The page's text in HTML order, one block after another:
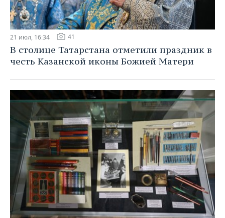
21 июл, 16:34 41
В столице Татарстана отметили праздник в
честь Казанской иконы Божией Матери